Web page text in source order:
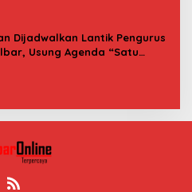
Dijadwalkan Lantik Pengurus
Usung Agenda “Satu